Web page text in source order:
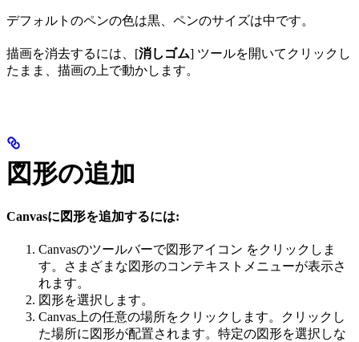
デフォルトのペンの色は黒、ペンのサイズは中です。
描画を消去するには、[消しゴム] ツールを開いてクリックし
たまま、描画の上で動かします。
図形の追加
Canvasに図形を追加するには:
Canvasのツールバーで図形アイコン をクリックしま
す。さまざまな図形のコンテキストメニューが表示さ
れます。
図形を選択します。
Canvas上の任意の場所をクリックします。クリックし
た場所に図形が配置されます。特定の図形を選択しな